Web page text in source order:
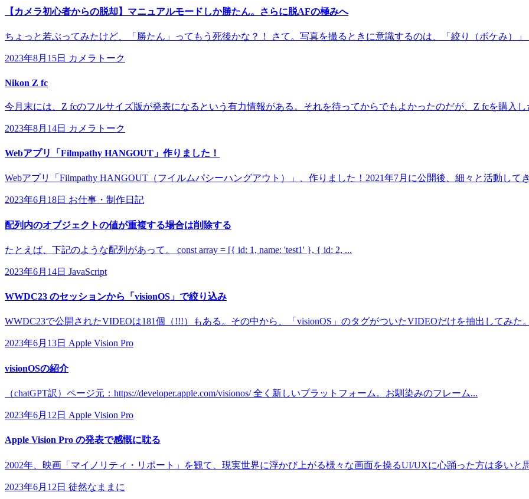
【カメラ初心者からの脱却】マニュアルモードしか勝たん。さらに脱AFの極みへ
ちょっと若ぶってみたけど、「勝たん」ってもう死後かな？！ さて。写真を撮るときに意識するのは、「絞り（ボケみ）
2023年8月15日 カメラトーク
Nikon Z fc
今月末には、Z fcのフルサイズ版が発表になるという有力情報がある。それを待ってからでもよかったのだが、Z fcを購入
2023年8月14日 カメラトーク
Webアプリ「Filmpathy HANGOUT」作りました！
Webアプリ「Filmpathy HANGOUT（フイルムパシーハングアウト）」、作りました！2021年7月に公開後、細々と活動して
2023年6月18日 お仕事・制作日記
配列内のオブジェクトの値が重複する場合は削除する
たとえば、下記のような配列があって。 const array = [{ id: 1, name: 'test1' }, { id: 2, ...
2023年6月14日 JavaScript
WWDC23 のセッションから「visionOS」で絞り込み
WWDC23で公開されたVIDEOは181個（!!!）もある。その中から、「visionOS」のタグがついたVIDEOだけを抽出してみた
2023年6月13日 Apple Vision Pro
visionOSの紹介
（chatGPT訳）ページ元：https://developer.apple.com/visionos/ 全く新しいプラットフォーム。お馴染みのフレーム...
2023年6月12日 Apple Vision Pro
Apple Vision Pro の発表で感慨に耽る
2002年、映画「マイノリティ・リポート」を観て、現実世界に浮かび上がる様々な画面を操るUI/UXに心踊った方は多いと
2023年6月12日 徒然なままに